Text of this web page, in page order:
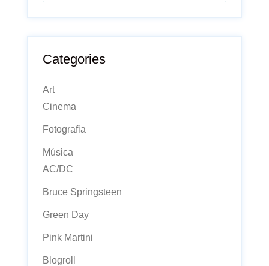
Categories
Art
Cinema
Fotografia
Música
AC/DC
Bruce Springsteen
Green Day
Pink Martini
Blogroll